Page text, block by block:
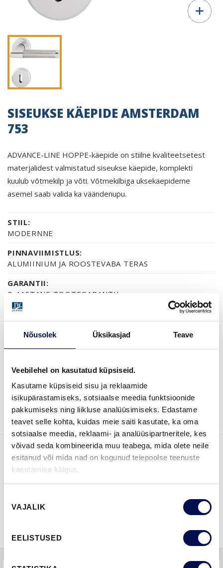
Nõusolek Üksikasjad Teave
Veebilehel on kasutatud küpsiseid.
Kasutame küpsiseid sisu ja reklaamide
isikupärastamiseks, sotsiaalse meedia funktsioonide
pakkumiseks ning liikluse analüüsimiseks. Edastame
teavet selle kohta, kuidas meie saiti kasutate, ka oma
sotsiaalse meedia, reklaami- ja analüüsipartneritele, kes
võivad seda kombineerida muu teabega, mida olete neile
esitanud või mida nad on kogunud teiepoolse teenuste
kasutamise käigus.
valik
VAJALIK
EELISTUSED
SISEUKSE KÄEPIDE AMSTERDAM
753
ADVANCE-LINE HOPPE-käepide on stiilne kvaliteetsetest
materjalidest valmistatud siseukse käepide, komplekti
kuulub võtmekilp ja võti. Võtmekilbiga uksekäepideme
asemel saab valida ka väändenupu.
STIIL:
MODERNNE
PINNAVIIMISTLUS:
ALUMIINIUM JA ROOSTEVABA TERAS
GARANTII:
2-AASTANE TOOTEGARANTII
VAATA
BROŠÜÜRE
ühendust
FUNKTSIOONID